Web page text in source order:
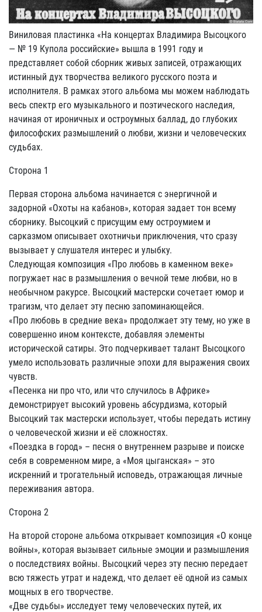
Виниловая пластинка «На концертах Владимира Высоцкого
— № 19 Купола российские» вышла в 1991 году и
представляет собой сборник живых записей, отражающих
истинный дух творчества великого русского поэта и
исполнителя. В рамках этого альбома мы можем наблюдать
весь спектр его музыкального и поэтического наследия,
начиная от ироничных и остроумных баллад, до глубоких
философских размышлений о любви, жизни и человеческих
судьбах.
Сторона 1
Первая сторона альбома начинается с энергичной и
задорной «Охоты на кабанов», которая задает тон всему
сборнику. Высоцкий с присущим ему остроумием и
сарказмом описывает охотничьи приключения, что сразу
вызывает у слушателя интерес и улыбку.
Следующая композиция «Про любовь в каменном веке»
погружает нас в размышления о вечной теме любви, но в
необычном ракурсе. Высоцкий мастерски сочетает юмор и
трагизм, что делает эту песню запоминающейся.
«Про любовь в средние века» продолжает эту тему, но уже в
совершенно ином контексте, добавляя элементы
исторической сатиры. Это подчеркивает талант Высоцкого
умело использовать различные эпохи для выражения своих
чувств.
«Песенка ни про что, или что случилось в Африке»
демонстрирует высокий уровень абсурдизма, который
Высоцкий так мастерски использует, чтобы передать истину
о человеческой жизни и её сложностях.
«Поездка в город» – песня о внутреннем разрыве и поиске
себя в современном мире, а «Моя цыганская» – это
искренний и трогательный исповедь, отражающая личные
переживания автора.
Сторона 2
На второй стороне альбома открывает композиция «О конце
войны», которая вызывает сильные эмоции и размышления
о последствиях войны. Высоцкий через эту песню передает
всю тяжесть утрат и надежд, что делает её одной из самых
мощных в его творчестве.
«Две судьбы» исследует тему человеческих путей, их